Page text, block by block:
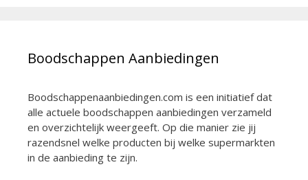
Boodschappen Aanbiedingen
Boodschappenaanbiedingen.com is een initiatief dat
alle actuele boodschappen aanbiedingen verzameld
en overzichtelijk weergeeft. Op die manier zie jij
razendsnel welke producten bij welke supermarkten
in de aanbieding te zijn.